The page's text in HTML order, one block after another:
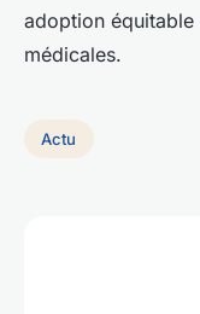
adoption équitable
médicales.
Actu